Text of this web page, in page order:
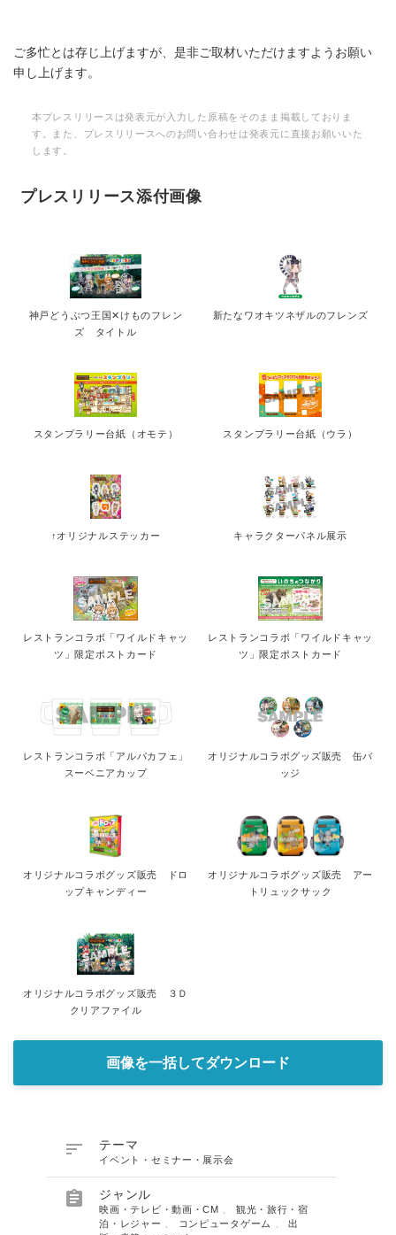
ご多忙とは存じ上げますが、是非ご取材いただけますようお願い
申し上げます。
本プレスリリースは発表元が入力した原稿をそのまま掲載しておりま
す。また、プレスリリースへのお問い合わせは発表元に直接お願いいた
します。
プレスリリース添付画像
神戸どうぶつ王国✕けものフレン
ズ タイトル
新たなワオキツネザルのフレンズ
スタンプラリー台紙（オモテ） スタンプラリー台紙（ウラ）
↑オリジナルステッカー キャラクターパネル展示
レストランコラボ「ワイルドキャッ
ツ」限定ポストカード
レストランコラボ「ワイルドキャッ
ツ」限定ポストカード
レストランコラボ「アルパカフェ」
スーベニアカップ
オリジナルコラボグッズ販売 缶バ
ッジ
オリジナルコラボグッズ販売 ドロ
ップキャンディー
オリジナルコラボグッズ販売 アー
トリュックサック
オリジナルコラボグッズ販売 ３Ｄ
クリアファイル
画像を一括してダウンロード
 テーマ
イベント・セミナー・展示会
 ジャンル
映画・テレビ・動画・CM
観光・旅行・宿
泊・レジャー
コンピュータゲーム 、出